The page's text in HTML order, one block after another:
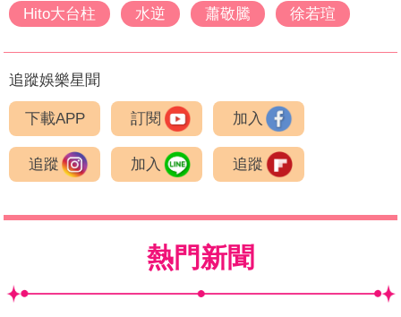
Hito大台柱 水逆 蕭敬騰 徐若瑄
追蹤娛樂星聞
下載APP 訂閱 加入
追蹤 加入 追蹤
熱門新聞